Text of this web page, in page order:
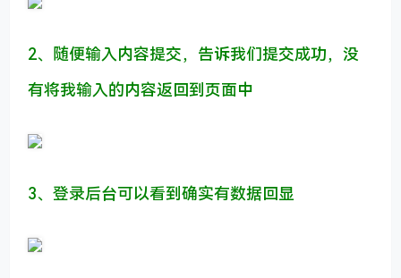
2、随便输入内容提交，告诉我们提交成功，没
有将我输入的内容返回到页面中
3、登录后台可以看到确实有数据回显